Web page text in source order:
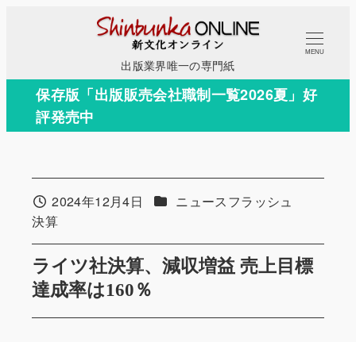
コ
テ
出版業界唯一の専門紙
MENU
保存版「出版販売会社職制一覧2026夏」好
評発売中
ライツ社決算、減収増益 売上目標
達成率は160％
投稿日2024年12月4日 カテゴリー
ニュースフラッシュ
カテゴリー
決算